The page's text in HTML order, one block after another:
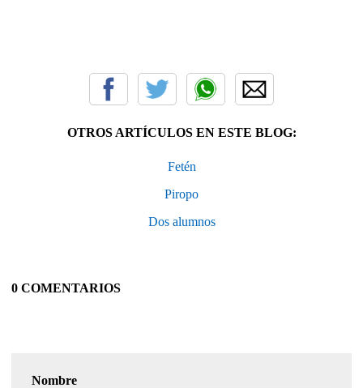
OTROS ARTÍCULOS EN ESTE BLOG:
Fetén
Piropo
Dos alumnos
0 COMENTARIOS
Nombre